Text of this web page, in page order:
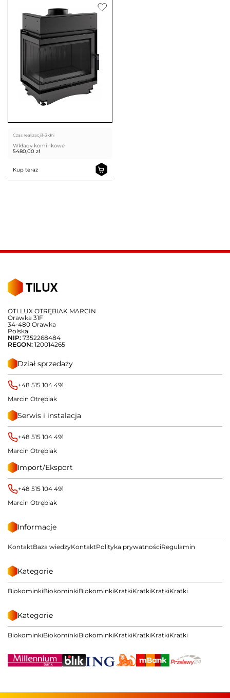
Czas realizacji1-3 dni
Wkłady kominkowe
5480,00 zł
Kup teraz
OTI LUX OTRĘBIAK MARCIN
Orawka 31F
34-480 Orawka
Polska
NIP: 7352268484
REGON: 120014265
Dział sprzedaży
+48 515 104 491
Marcin Otrębiak
Serwis i instalacja
+48 515 104 491
Marcin Otrębiak
Import/Eksport
+48 515 104 491
Marcin Otrębiak
Informacje
KontaktBaza wiedzyKontaktPolityka prywatnościRegulamin
Kategorie
BiokominkiBiokominkiBiokominkiKratkiKratkiKratkiKratki
Kategorie
BiokominkiBiokominkiBiokominkiKratkiKratkiKratkiKratki